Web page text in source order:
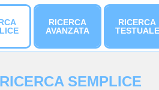
RICERCA
AVANZATA
RICERCA
TESTUALE
RICERCA SEMPLICE